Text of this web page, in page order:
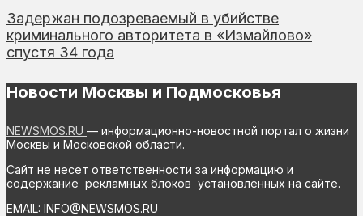
Задержан подозреваемый в убийстве
криминального авторитета в «Измайлово»
спустя 34 года
Новости Москвы и Подмосковья
NEWSMOS.RU — информационно-новостной портал о жизни
Москвы и Московской области.
Сайт не несет ответственности за информацию и
содержание рекламных блоков установленных на сайте.
EMAIL: INFO@NEWSMOS.RU